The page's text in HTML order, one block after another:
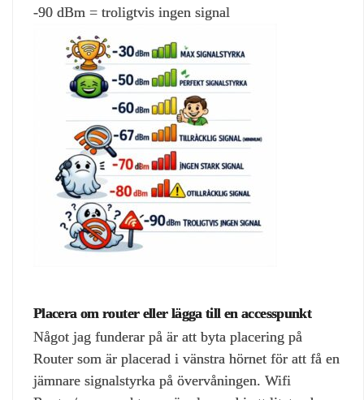
-90 dBm = troligtvis ingen signal
Placera om router eller lägga till en accesspunkt
Något jag funderar på är att byta placering på
Router som är placerad i vänstra hörnet för att få en
jämnare signalstyrka på övervåningen. Wifi